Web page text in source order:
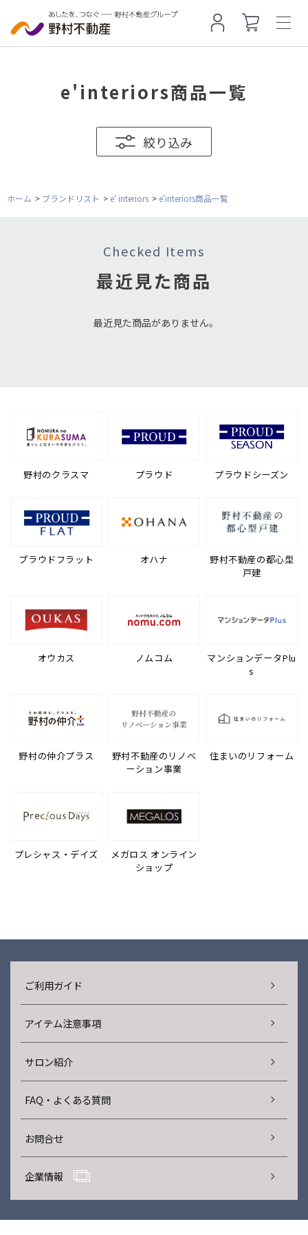
e'interiors商品一覧
絞り込み
ホーム > ブランドリスト > e' interiors > e'interiors商品一覧
Checked Items
最近見た商品
最近見た商品がありません。
野村のクラスマ プラウド プラウドシーズン
プラウドフラット オハナ
野村不動産の都心型
戸建
オウカス ノムコム
マンションデータPlu
s
野村の仲介プラス
野村不動産のリノベ
ーション事業
住まいのリフォーム
プレシャス・デイズ
メガロス オンライン
ショップ
ご利用ガイド
アイテム注意事項
サロン紹介
FAQ・よくある質問
お問合せ
企業情報